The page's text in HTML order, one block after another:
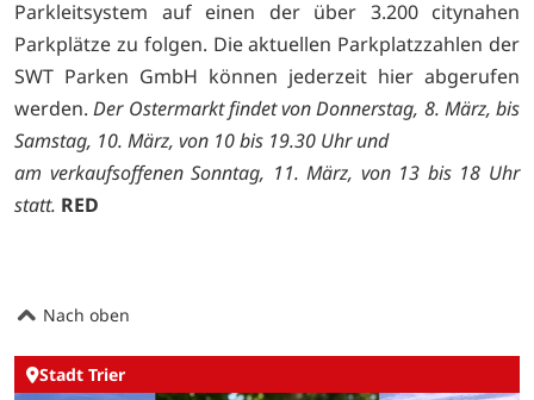
Parkleitsystem auf einen der über 3.200 citynahen
Parkplätze zu folgen. Die aktuellen Parkplatzzahlen der
SWT Parken GmbH können jederzeit hier abgerufen
werden.Der Ostermarkt findet von Donnerstag, 8. März, bis
Samstag, 10. März, von 10 bis 19.30 Uhr und
am verkaufsoffenen Sonntag, 11. März, von 13 bis 18 Uhr
statt. RED
Nach oben
Stadt Trier